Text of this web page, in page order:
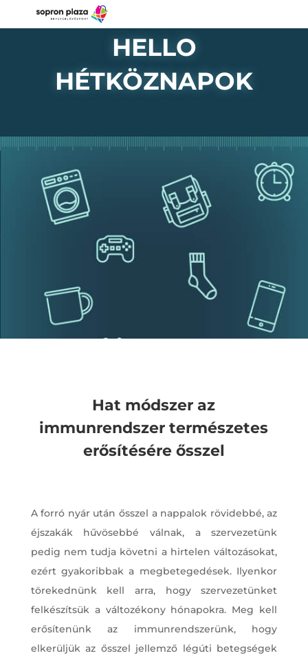
HELLO
HÉTKÖZNAPOK
Hat módszer az
immunrendszer természetes
erősítésére ősszel
A forró nyár után ősszel a nappalok rövidebbé, az
éjszakák hűvösebbé válnak, a szervezetünk
pedig nem tudja követni a hirtelen változásokat,
ezért gyakoribbak a megbetegedések. Ilyenkor
törekednünk kell arra, hogy szervezetünket
felkészítsük a változékony hónapokra. Meg kell
erősítenünk az immunrendszerünk, hogy
elkerüljük az ősszel jellemző légúti betegségek